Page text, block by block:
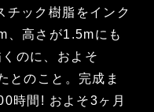
チック樹脂をインク
、高さが1.5mにも
のに、およそ
とのこと。完成ま
時間! およそ3ヶ月